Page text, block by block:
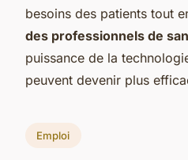
besoins des patients tout
des professionnels de
puissance de la
peuvent devenir plus
Emploi